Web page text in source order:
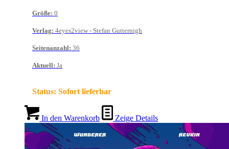
Größe: 0
Verlag: 4eyes2view - Stefan Gutternigh
Seitenanzahl: 36
Aktuell: Ja
Status: Sofort lieferbar
In den Warenkorb Zeige Details